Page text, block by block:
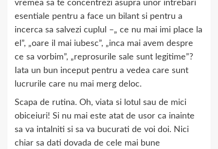
vremea sa te concentrezi asupra unor intrebari
esentiale pentru a face un bilant si pentru a
incerca sa salvezi cuplul –„ ce nu mai imi place la
el”, „oare il mai iubesc”, „inca mai avem despre
ce sa vorbim”, „reprosurile sale sunt legitime”?
Iata un bun inceput pentru a vedea care sunt
lucrurile care nu mai merg deloc.
Scapa de rutina. Oh, viata si lotul sau de mici
obiceiuri! Si nu mai este atat de usor ca inainte
sa va intalniti si sa va bucurati de voi doi. Nici
chiar sa dati dovada de cele mai bune